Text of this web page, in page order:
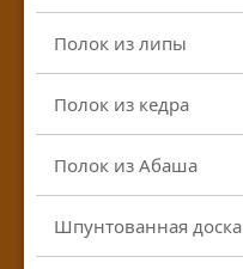
Полок из липы
Полок из кедра
Полок из Абаша
Шпунтованная доска